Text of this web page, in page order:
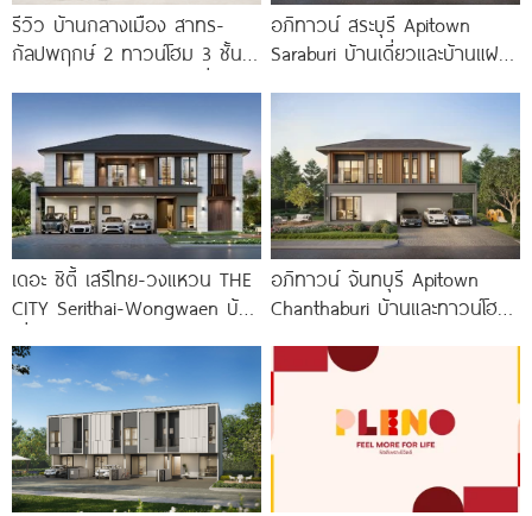
รีวิว บ้านกลางเมือง สาทร-
กัลปพฤกษ์ 2 ทาวน์โฮม 3 ชั้น
สาทร เพียง
อภิทาวน์ สระบุรี Apitown
Saraburi บ้านเดี่ยวและบ้านแฝด
เดอะ ซิตี้ เสรีไทย-วงแหวน THE
CITY Serithai-Wongwaen บ้าน
อภิทาวน์ จันทบุรี Apitown
Chanthaburi บ้านและทาวน์โฮม
Fitness 24